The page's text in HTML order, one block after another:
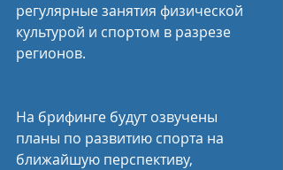
регулярные занятия физической
культурой и спортом в разрезе
регионов.
На брифинге будут озвучены
планы по развитию спорта на
ближайшую перспективу,